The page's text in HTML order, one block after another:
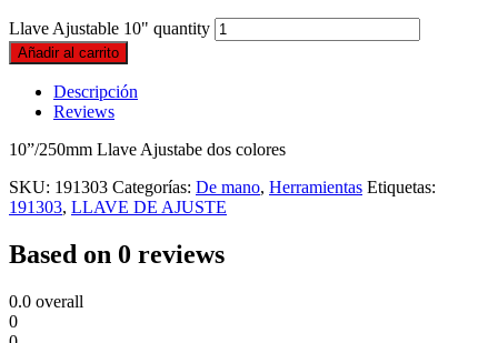
Llave Ajustable 10" quantity
Añadir al carrito
Descripción
Reviews
10”/250mm Llave Ajustabe dos colores
SKU: 191303 Categorías: De mano, Herramientas Etiquetas:
191303, LLAVE DE AJUSTE
Based on 0 reviews
0.0 overall
0